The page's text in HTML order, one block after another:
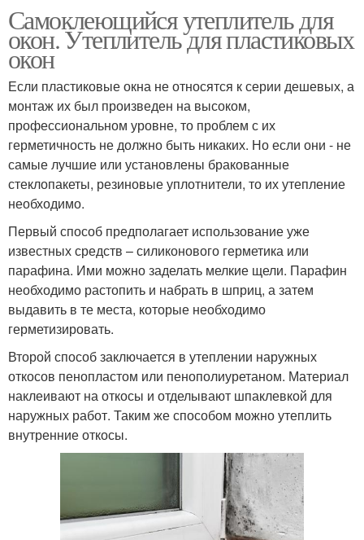
Самоклеющийся утеплитель для
окон. Утеплитель для пластиковых
окон
Если пластиковые окна не относятся к серии дешевых, а
монтаж их был произведен на высоком,
профессиональном уровне, то проблем с их
герметичность не должно быть никаких. Но если они - не
самые лучшие или установлены бракованные
стеклопакеты, резиновые уплотнители, то их утепление
необходимо.
Первый способ предполагает использование уже
известных средств – силиконового герметика или
парафина. Ими можно заделать мелкие щели. Парафин
необходимо растопить и набрать в шприц, а затем
выдавить в те места, которые необходимо
герметизировать.
Второй способ заключается в утеплении наружных
откосов пенопластом или пенополиуретаном. Материал
наклеивают на откосы и отделывают шпаклевкой для
наружных работ. Таким же способом можно утеплить
внутренние откосы.